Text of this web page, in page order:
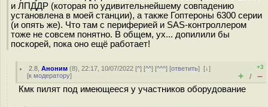
и ЛПДДР (которая по удивительнейшему совпадению
установлена в моей станции), а также Гоптероны 6300 серии
(и опять же). Что там с периферией и SAS-контроллером
тоже не совсем понятно. В общем, ух... допилили бы
поскорей, пока оно ещё работает!
2.8 ,Аноним (8), 22:17, 10/07/2022 [^] [^^] [^^^] [ответить][↓]
[к модератору]
+3
+ / –
Кмк пилят под имеющееся у участников оборудование